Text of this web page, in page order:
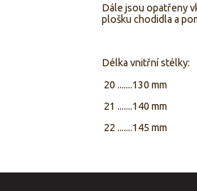
Dále jsou opatřeny
plošku chodidla a
Délka vnitřní stélky:
20 .......130 mm
21 .......140 mm
22 .......145 mm